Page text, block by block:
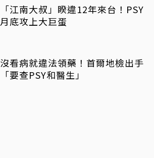
「江南大叔」睽違12年來台！PSY
月底攻上大巨蛋
沒看病就違法領藥！首爾地檢出手
「要查PSY和醫生」